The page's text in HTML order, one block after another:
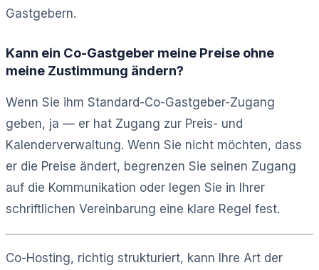
Gastgebern.
Kann ein Co-Gastgeber meine Preise ohne
meine Zustimmung ändern?
Wenn Sie ihm Standard-Co-Gastgeber-Zugang
geben, ja — er hat Zugang zur Preis- und
Kalenderverwaltung. Wenn Sie nicht möchten, dass
er die Preise ändert, begrenzen Sie seinen Zugang
auf die Kommunikation oder legen Sie in Ihrer
schriftlichen Vereinbarung eine klare Regel fest.
Co-Hosting, richtig strukturiert, kann Ihre Art der